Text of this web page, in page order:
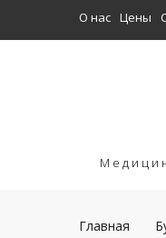
О нас Цены
Главная